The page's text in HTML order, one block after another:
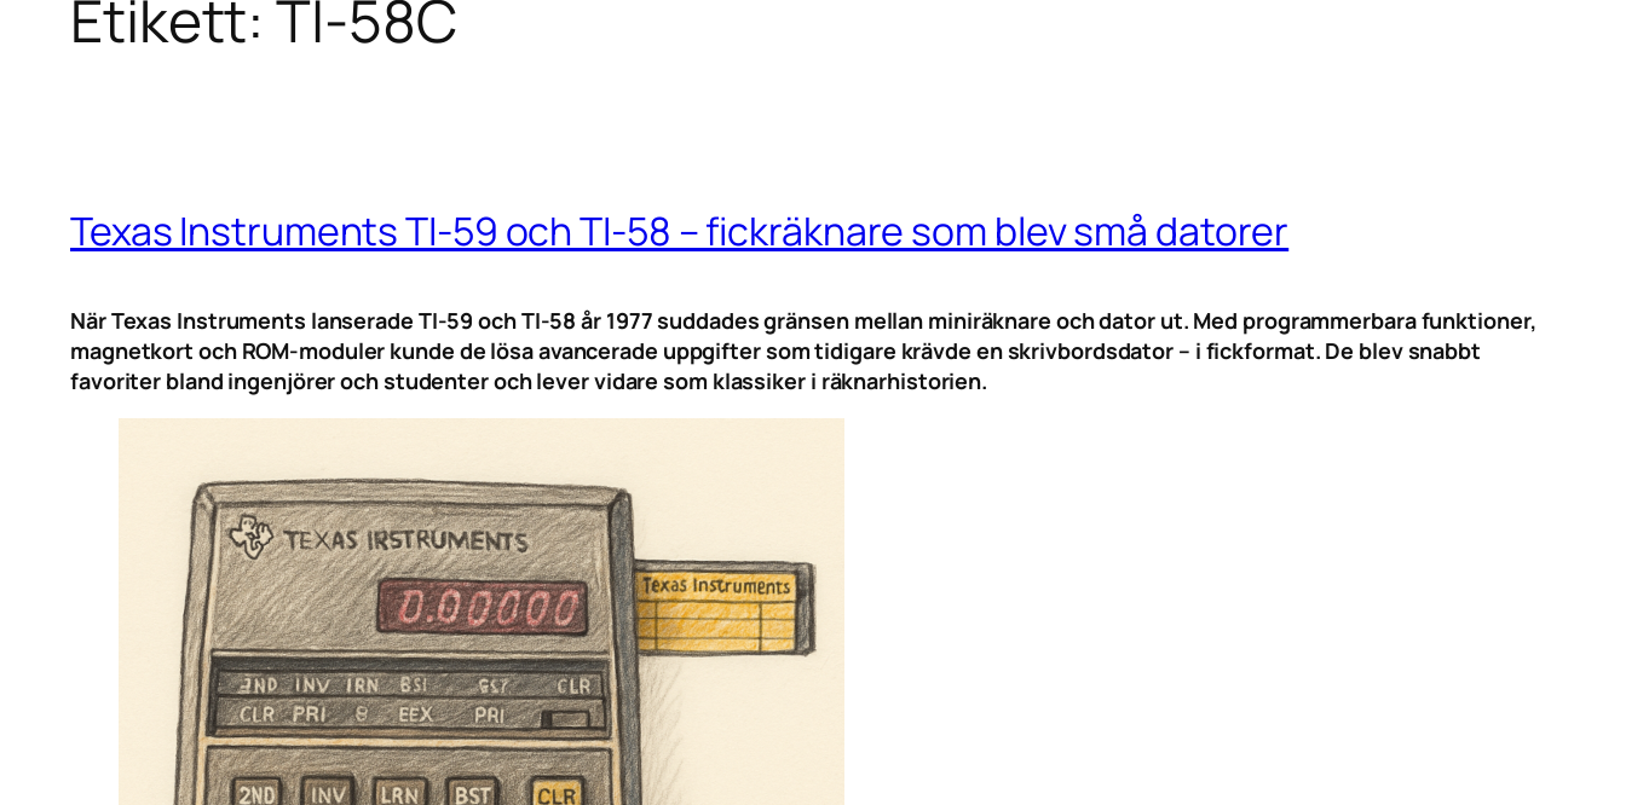
Etikett:TI-58C
Texas Instruments TI-59 och TI-58 – fickräknare som blev små datorer
När Texas Instruments lanserade TI-59 och TI-58 år 1977 suddades gränsen mellan miniräknare och dator ut. Med programmerbara funktioner,
magnetkort och ROM-moduler kunde de lösa avancerade uppgifter som tidigare krävde en skrivbordsdator – i fickformat. De blev snabbt
favoriter bland ingenjörer och studenter och lever vidare som klassiker i räknarhistorien.